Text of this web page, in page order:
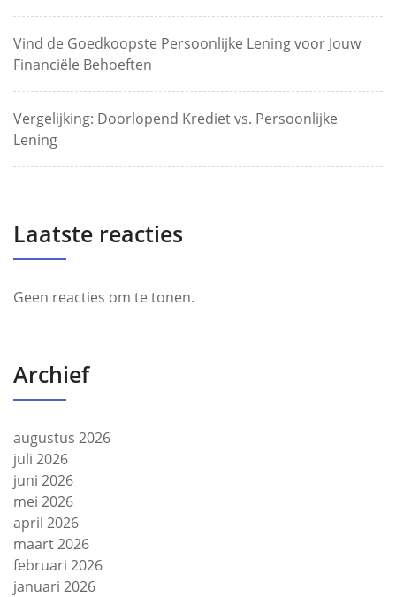
Vind de Goedkoopste Persoonlijke Lening voor Jouw
Financiële Behoeften
Vergelijking: Doorlopend Krediet vs. Persoonlijke
Lening
Laatste reacties
Geen reacties om te tonen.
Archief
augustus 2026
juli 2026
juni 2026
mei 2026
april 2026
maart 2026
februari 2026
januari 2026